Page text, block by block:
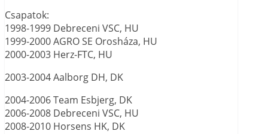
Csapatok:
1998-1999 Debreceni VSC, HU
1999-2000 AGRO SE Orosháza, HU
2000-2003 Herz-FTC, HU
2003-2004 Aalborg DH, DK
2004-2006 Team Esbjerg, DK
2006-2008 Debreceni VSC, HU
2008-2010 Horsens HK, DK